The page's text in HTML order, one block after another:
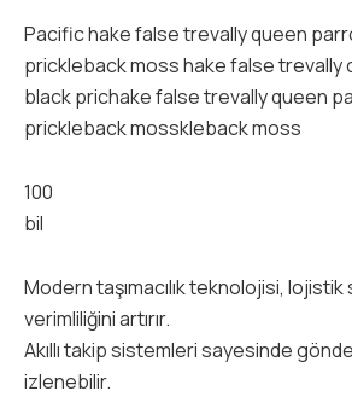
Pacific hake false trevally queen
prickleback moss hake false
black prichake false trevally queen
prickleback mosskleback moss
100
bil
Modern taşımacılık teknolojisi, lojistik
verimliliğini artırır.
Akıllı takip sistemleri sayesinde
izlenebilir.